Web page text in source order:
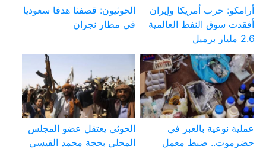
أرامكو: حرب أمريكا وإيران
أفقدت سوق النفط العالمية
2.6 مليار برميل
الحوثيون: قصفنا هدفا سعوديا
في مطار نجران
عملية نوعية بالعبر في
حضرموت.. ضبط معمل
الحوثي يعتقل عضو المجلس
المحلي بحجة محمد القيسي